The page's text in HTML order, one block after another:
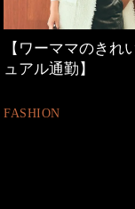
40代の小顔メ